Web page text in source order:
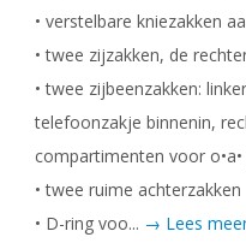
• verstelbare kniezakken
• twee zijzakken, de
• twee zijbeenzakken:
telefoonzakje binnenin,
compartimenten voor
• twee ruime achterzakken
• D-ring voo... → Lees